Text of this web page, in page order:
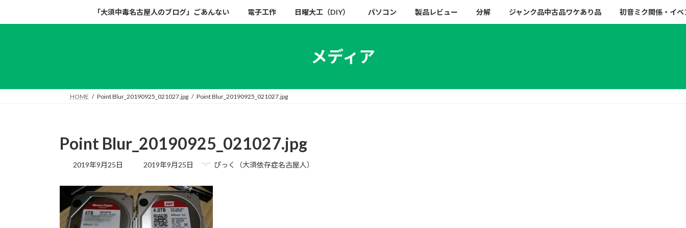
キ
に
「大須中毒名古屋人のブログ」ごあんない 電子工作 日曜大工（DIY） パソコン 製品レビュー 分解 ジャンク品中古品ワケあり品 初音ミク関係・イベ
メディア
HOME Point Blur_20190925_021027.jpg Point Blur_20190925_021027.jpg
Point Blur_20190925_021027.jpg
2019年9月25日
最
更
新
日
時
2019年9月25日 ぴっく（大須依存症名古屋人）